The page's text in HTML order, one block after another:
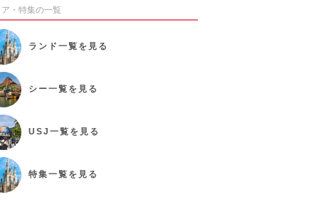
・特集の一覧
ランド 一覧を見る
シー一覧を見る
USJ 一覧を見る
特集一覧を見る